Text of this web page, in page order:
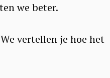
we beter.
vertellen je hoe het